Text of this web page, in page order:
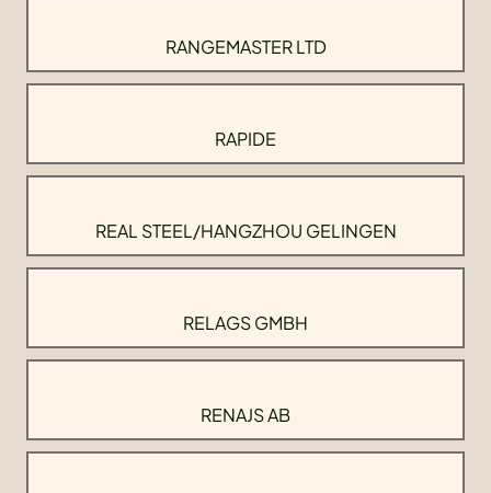
RANGEMASTER LTD
RAPIDE
REAL STEEL/HANGZHOU GELINGEN
RELAGS GMBH
RENAJS AB